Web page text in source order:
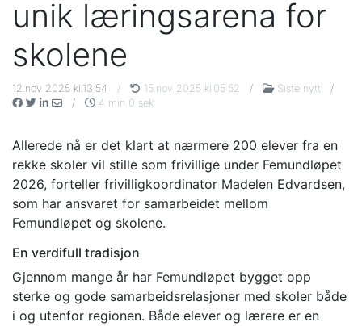
unik læringsarena for
skolene
12.nov 2025 kl.13:54 / 15.nov 2025 kl.05:52 / Siste nytt
/
/
4 min 0 sek
Allerede nå er det klart at nærmere 200 elever fra en
rekke skoler vil stille som frivillige under Femundløpet
2026, forteller frivilligkoordinator Madelen Edvardsen,
som har ansvaret for samarbeidet mellom
Femundløpet og skolene.
En verdifull tradisjon
Gjennom mange år har Femundløpet bygget opp
sterke og gode samarbeidsrelasjoner med skoler både
i og utenfor regionen. Både elever og lærere er en